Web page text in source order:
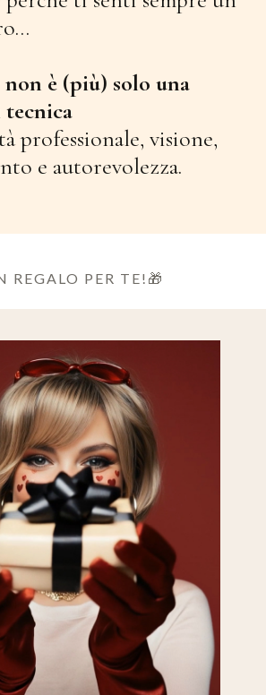
non è (più) solo una
professionale, visione,
e autorevolezza.
REGALO PER TE!🎁